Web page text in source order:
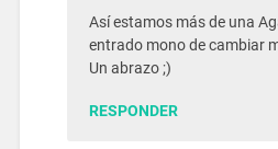
Así estamos más de una
entrado mono de cambiar
Un abrazo ;)
RESPONDER